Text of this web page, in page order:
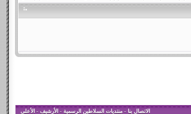
الاتصال بنا -منتديات السلاطين الرسمية - الأرشيف - الأعلى